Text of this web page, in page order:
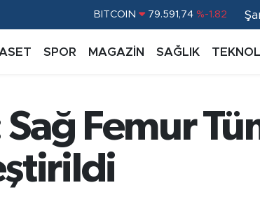
DOLAR 45,43620 %0.02
14.598,00 %0
BITCOIN 79.591,74 %-1.82
SPOR MAGAZİN SAĞLIK
Femur